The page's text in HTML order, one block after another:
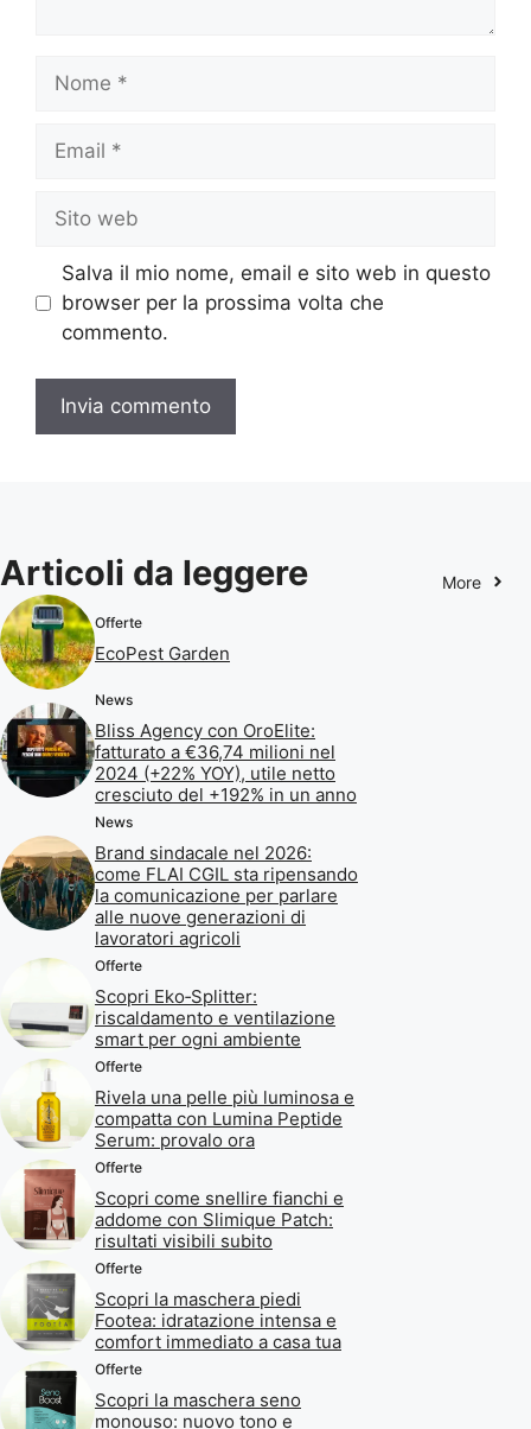
Nome
Email
Sito
web
Salva il mio nome, email e sito web in questo
browser per la prossima volta che
commento.
Articoli da leggere More
Offerte
EcoPest Garden
News
Bliss Agency con OroElite:
fatturato a €36,74 milioni nel
2024 (+22% YOY), utile netto
cresciuto del +192% in un anno
News
Brand sindacale nel 2026:
come FLAI CGIL sta ripensando
la comunicazione per parlare
alle nuove generazioni di
lavoratori agricoli
Offerte
Scopri Eko‑Splitter:
riscaldamento e ventilazione
smart per ogni ambiente
Offerte
Rivela una pelle più luminosa e
compatta con Lumina Peptide
Serum: provalo ora
Offerte
Scopri come snellire fianchi e
addome con Slimique Patch:
risultati visibili subito
Offerte
Scopri la maschera piedi
Footea: idratazione intensa e
comfort immediato a casa tua
Offerte
Scopri la maschera seno
monouso: nuovo tono e